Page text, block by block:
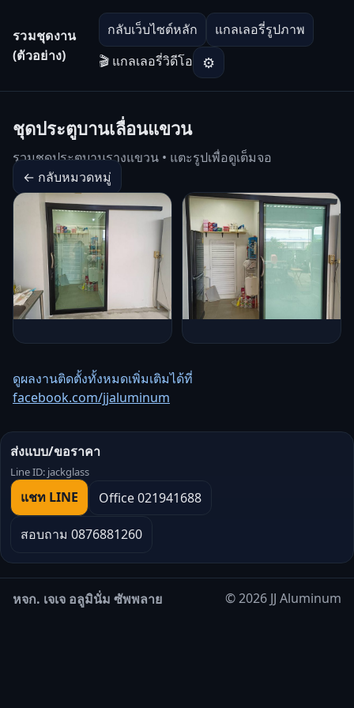
รวมชุดงาน
(ตัวอย่าง)
กลับเว็บไซต์หลัก
แกลเลอรี่รูปภาพ
🎬 แกลเลอรี่วิดีโอ
⚙
ชุดประตูบานเลื่อนแขวน
รวมชุดประตูบานรางแขวน • แตะรูปเพื่อดูเต็มจอ
← กลับหมวดหมู่
ดูผลงานติดตั้งทั้งหมดเพิ่มเติมได้ที่
facebook.com/jjaluminum
ส่งแบบ/ขอราคา
Line ID: jackglass
แชท LINE Office 021941688
สอบถาม 0876881260
หจก. เจเจ อลูมินั่ม ซัพพลาย © 2026 JJ Aluminum